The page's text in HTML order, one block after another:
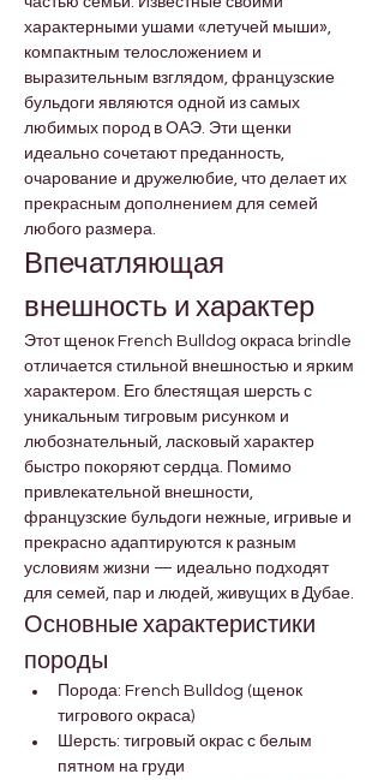
характерными ушами «летучей мыши»,
компактным телосложением и
выразительным взглядом, французские
бульдоги являются одной из самых
любимых пород в ОАЭ. Эти щенки
идеально сочетают преданность,
очарование и дружелюбие, что делает их
прекрасным дополнением для семей
любого размера.
Впечатляющая
внешность и характер
Этот щенок French Bulldog окраса brindle
отличается стильной внешностью и ярким
характером. Его блестящая шерсть с
уникальным тигровым рисунком и
любознательный, ласковый характер
быстро покоряют сердца. Помимо
привлекательной внешности,
французские бульдоги нежные, игривые и
прекрасно адаптируются к разным
условиям жизни — идеально подходят
для семей, пар и людей, живущих в Дубае.
Основные характеристики
породы
Порода: French Bulldog (щенок
тигрового окраса)
Шерсть: тигровый окрас с белым
пятном на груди